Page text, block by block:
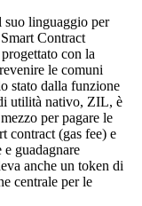
suo linguaggio per
Contract
con la
le comuni
stato dalla funzione
utilità nativo, ZIL, è
per pagare le
contract (gas fee) e
guadagnare
anche un token di
centrale per le